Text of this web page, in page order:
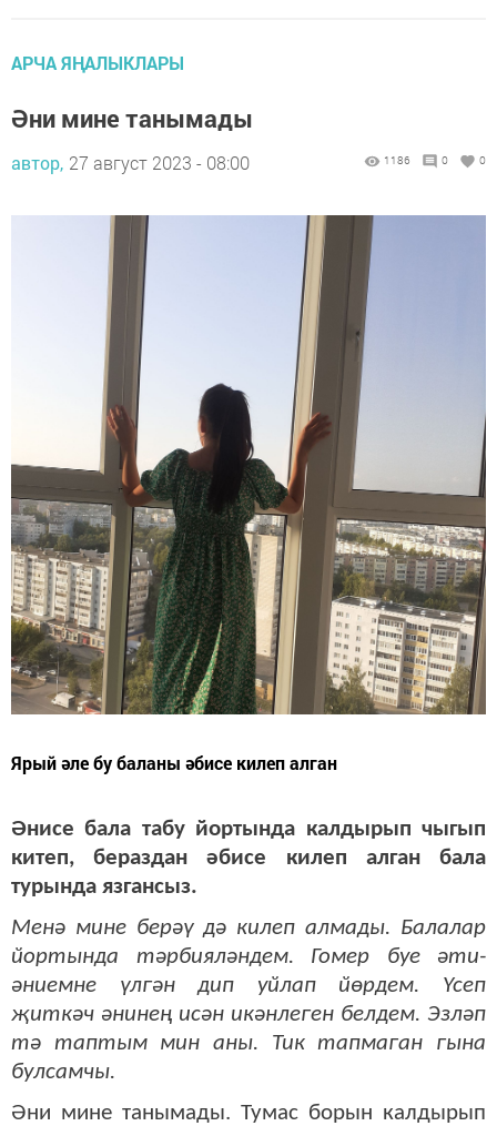
АРЧА ЯҢАЛЫКЛАРЫ
Әни мине танымады
автор, 27 август 2023 - 08:00 1186 0 0
Ярый әле бу баланы әбисе килеп алган
Әнисе бала табу йортында калдырып чыгып
китеп, бераздан әбисе килеп алган бала
турында язгансыз.
Менә мине берәү дә килеп алмады. Балалар
йортында тәрбияләндем. Гомер буе әти-
әниемне үлгән дип уйлап йөрдем. Үсеп
җиткәч әнинең исән икәнлеген белдем. Эзләп
тә таптым мин аны. Тик тапмаган гына
булсамчы.
Әни мине танымады. Тумас борын калдырып